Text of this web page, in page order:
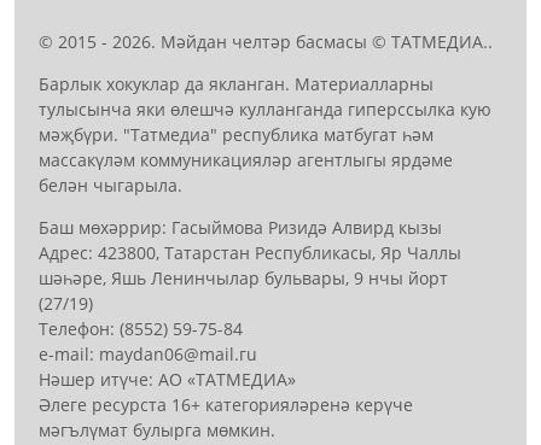
© 2015 - 2026. Мәйдан челтәр басмасы © ТАТМЕДИА..
Барлык хокуклар да якланган. Материалларны
тулысынча яки өлешчә кулланганда гиперссылка кую
мәҗбүри. "Татмедиа" республика матбугат һәм
массакүләм коммуникацияләр агентлыгы ярдәме
белән чыгарыла.
Баш мөхәррир: Гасыймова Ризидә Алвирд кызы
Адрес: 423800, Татарстан Республикасы, Яр Чаллы
шәһәре, Яшь Ленинчылар бульвары, 9 нчы йорт
(27/19)
Телефон: (8552) 59-75-84
е-mail: mауdаn06@mail.гu
Нәшер итүче: АО «ТАТМЕДИА»
Әлеге ресурста 16+ категорияләренә керүче
мәгълүмат булырга мөмкин.